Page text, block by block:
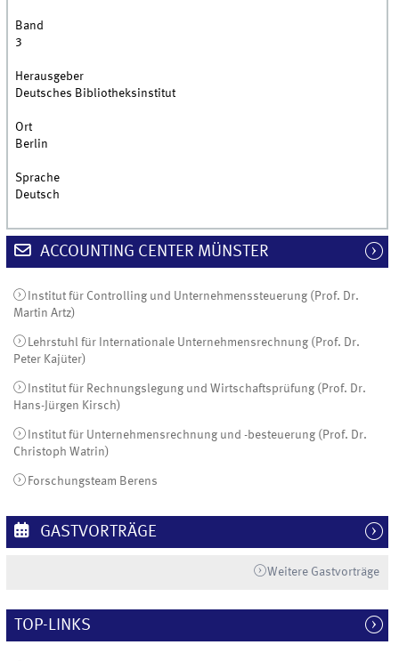
Band
3
Herausgeber
Deutsches Bibliotheksinstitut
Ort
Berlin
Sprache
Deutsch
ACCOUNTING CENTER MÜNSTER
Institut für Controlling und Unternehmenssteuerung (Prof. Dr.
Martin Artz)
Lehrstuhl für Internationale Unternehmensrechnung (Prof. Dr.
Peter Kajüter)
Institut für Rechnungslegung und Wirtschaftsprüfung (Prof. Dr.
Hans-Jürgen Kirsch)
Institut für Unternehmensrechnung und -besteuerung (Prof. Dr.
Christoph Watrin)
Forschungsteam Berens
GASTVORTRÄGE
Weitere Gastvorträge
TOP-LINKS